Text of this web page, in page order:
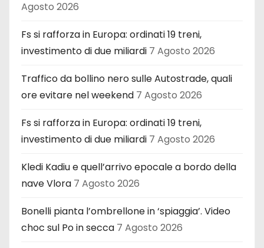
Agosto 2026
Fs si rafforza in Europa: ordinati 19 treni,
investimento di due miliardi 7 Agosto 2026
Traffico da bollino nero sulle Autostrade, quali
ore evitare nel weekend 7 Agosto 2026
Fs si rafforza in Europa: ordinati 19 treni,
investimento di due miliardi 7 Agosto 2026
Kledi Kadiu e quell’arrivo epocale a bordo della
nave Vlora 7 Agosto 2026
Bonelli pianta l’ombrellone in ‘spiaggia’. Video
choc sul Po in secca 7 Agosto 2026